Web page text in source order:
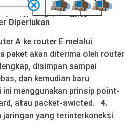
Diperlukan
A ke router E melalui
paket akan diterima oleh router
disimpan sampai
dan kemudian baru
menggunakan prinsip point-
atau packet-swicted. 4.
jaringan yang terinterkoneksi.